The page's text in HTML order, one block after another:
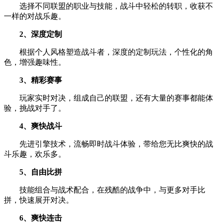
选择不同联盟的职业与技能，战斗中轻松的转职，收获不
一样的对战乐趣。
2、深度定制
根据个人风格塑造战斗者，深度的定制玩法，个性化的角
色，增强趣味性。
3、精彩赛事
玩家实时对决，组成自己的联盟，还有大量的赛事都能体
验，挑战对手了。
4、爽快战斗
先进引擎技术，流畅即时战斗体验，带给您无比爽快的战
斗乐趣，欢乐多。
5、自由比拼
技能组合与战术配合，在残酷的战争中，与更多对手比
拼，快速展开对决。
6、爽快连击